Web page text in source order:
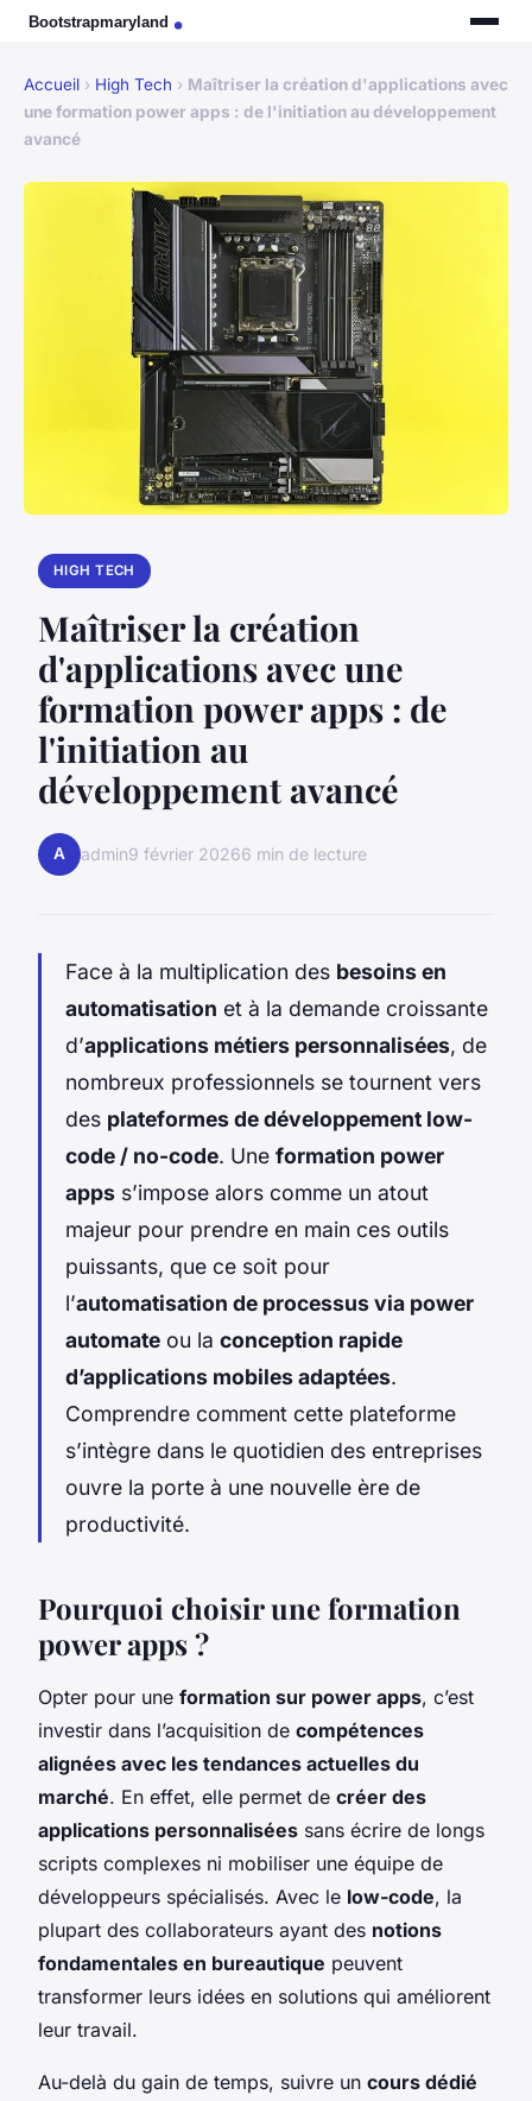
Accueil › High Tech › Maîtriser la création d'applications avec
une formation power apps : de l'initiation au développement
avancé
HIGH TECH
Maîtriser la création
d'applications avec une
formation power apps : de
l'initiation au
développement avancé
A admin9 février 20266 min de lecture
Face à la multiplication des besoins en
automatisation et à la demande croissante
d’applications métiers personnalisées, de
nombreux professionnels se tournent vers
des plateformes de développement low-
code / no-code. Une formation power
apps s’impose alors comme un atout
majeur pour prendre en main ces outils
puissants, que ce soit pour
l’automatisation de processus via power
automate ou la conception rapide
d’applications mobiles adaptées.
Comprendre comment cette plateforme
s’intègre dans le quotidien des entreprises
ouvre la porte à une nouvelle ère de
productivité.
Pourquoi choisir une formation
power apps ?
Opter pour une formation sur power apps, c’est
investir dans l’acquisition de compétences
alignées avec les tendances actuelles du
marché. En effet, elle permet de créer des
applications personnalisées sans écrire de longs
scripts complexes ni mobiliser une équipe de
développeurs spécialisés. Avec le low-code, la
plupart des collaborateurs ayant des notions
fondamentales en bureautique peuvent
transformer leurs idées en solutions qui améliorent
leur travail.
Au-delà du gain de temps, suivre un cours dédié